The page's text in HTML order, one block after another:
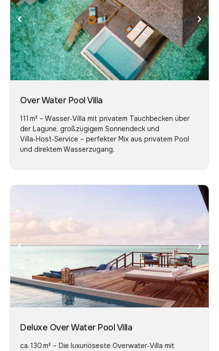
Over Water Pool Villa
111 m² – Wasser‑Villa mit privatem Tauchbecken über
der Lagune, großzügigem Sonnendeck und
Villa‑Host‑Service – perfekter Mix aus privatem Pool
und direktem Wasserzugang.
Deluxe Over Water Pool Villa
ca. 130 m² – Die luxuriöseste Overwater‑Villa mit